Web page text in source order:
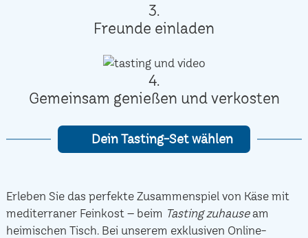
3.
Freunde einladen
4.
Gemeinsam genießen und verkosten
Dein Tasting-Set wählen
Erleben Sie das perfekte Zusammenspiel von Käse mit
mediterraner Feinkost – beim Tasting zuhauseam
heimischen Tisch. Bei unserem exklusiven Online-